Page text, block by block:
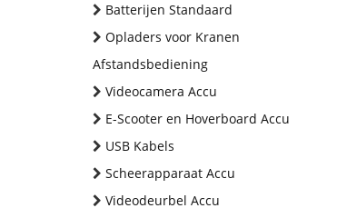
Batterijen Standaard
Opladers voor Kranen
Afstandsbediening
Videocamera Accu
E-Scooter en Hoverboard Accu
USB Kabels
Scheerapparaat Accu
Videodeurbel Accu